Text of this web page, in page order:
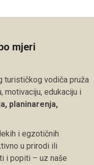
mjeri
turističkog vodiča pruža
motivaciju, edukaciju i
planinarenja,
i egzotičnih
u prirodi ili
i popiti – uz naše